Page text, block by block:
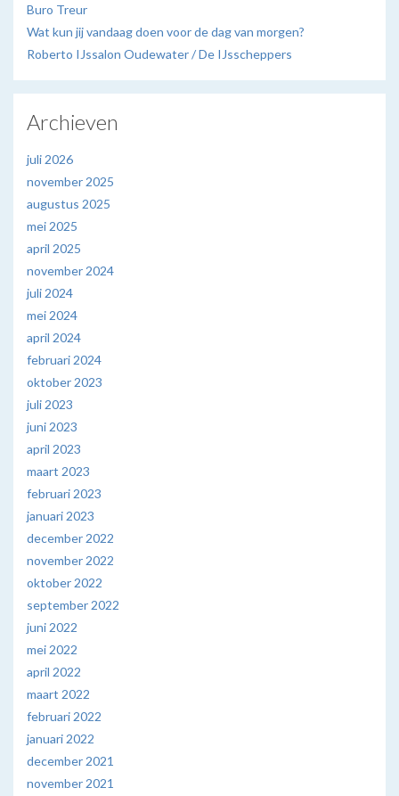
Buro Treur
Wat kun jij vandaag doen voor de dag van morgen?
Roberto IJssalon Oudewater / De IJsscheppers
Archieven
juli 2026
november 2025
augustus 2025
mei 2025
april 2025
november 2024
juli 2024
mei 2024
april 2024
februari 2024
oktober 2023
juli 2023
juni 2023
april 2023
maart 2023
februari 2023
januari 2023
december 2022
november 2022
oktober 2022
september 2022
juni 2022
mei 2022
april 2022
maart 2022
februari 2022
januari 2022
december 2021
november 2021